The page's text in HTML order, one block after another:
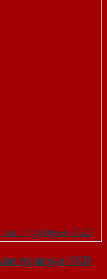
ngang-a-SGD